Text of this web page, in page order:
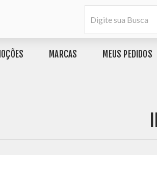
MARCAS MEUS PEDIDOS